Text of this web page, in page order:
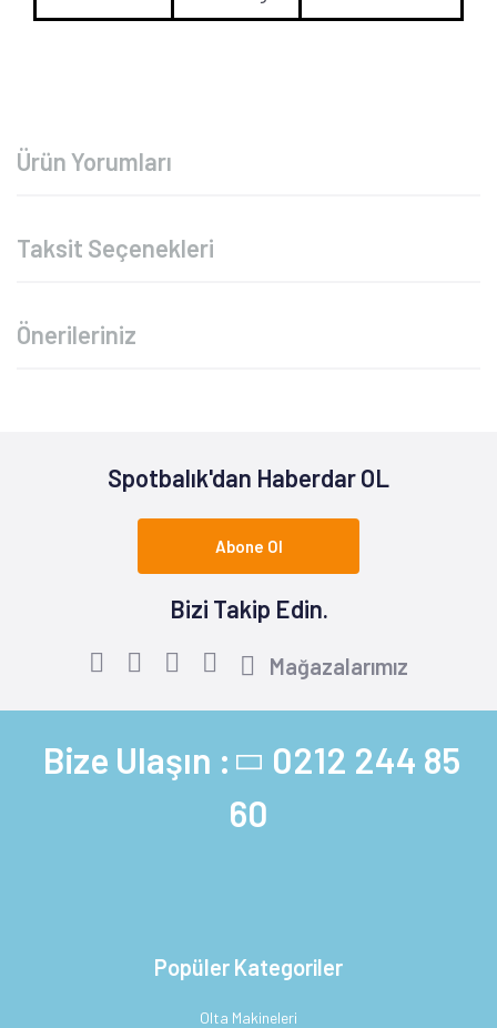
Ürün Yorumları
Taksit Seçenekleri
Önerileriniz
Spotbalık'dan Haberdar OL
Abone Ol
Bizi Takip Edin.
Mağazalarımız
Bize Ulaşın : 0212 244 85
60
Popüler Kategoriler
Olta Makineleri